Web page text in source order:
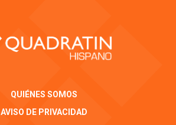
QUIÉNES SOMOS
AVISO DE PRIVACIDAD